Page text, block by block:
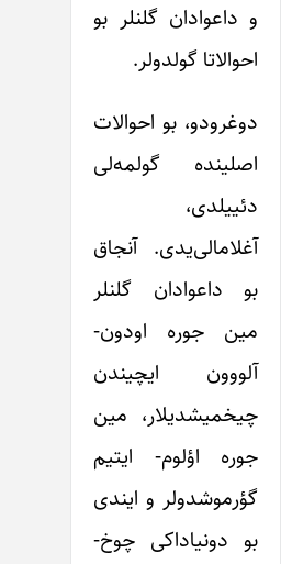
و داعوادان گلنلر بو
احوالاتا گولدولر.
دوغرودو، بو احوالات
اصلینده گولمه‌لی
دئییلدی،
آغلامالی‌یدی. آنجاق
بو داعوادان گلنلر
مین جوره اودون-
آلووون ایچیندن
چیخمیشدیلار، مین
جوره اؤلوم- ایتیم
گؤرموشدولر و ایندی
بو دونیاداکی چوخ-